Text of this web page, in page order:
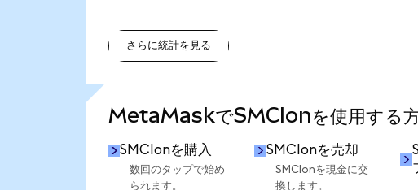
さらに統計を見る
MetaMaskでSMCIonを使用する
SMCIonを購入
数回のタップで始め
られます。
SMCIonを売却
SMCIonを現金に交
換します。